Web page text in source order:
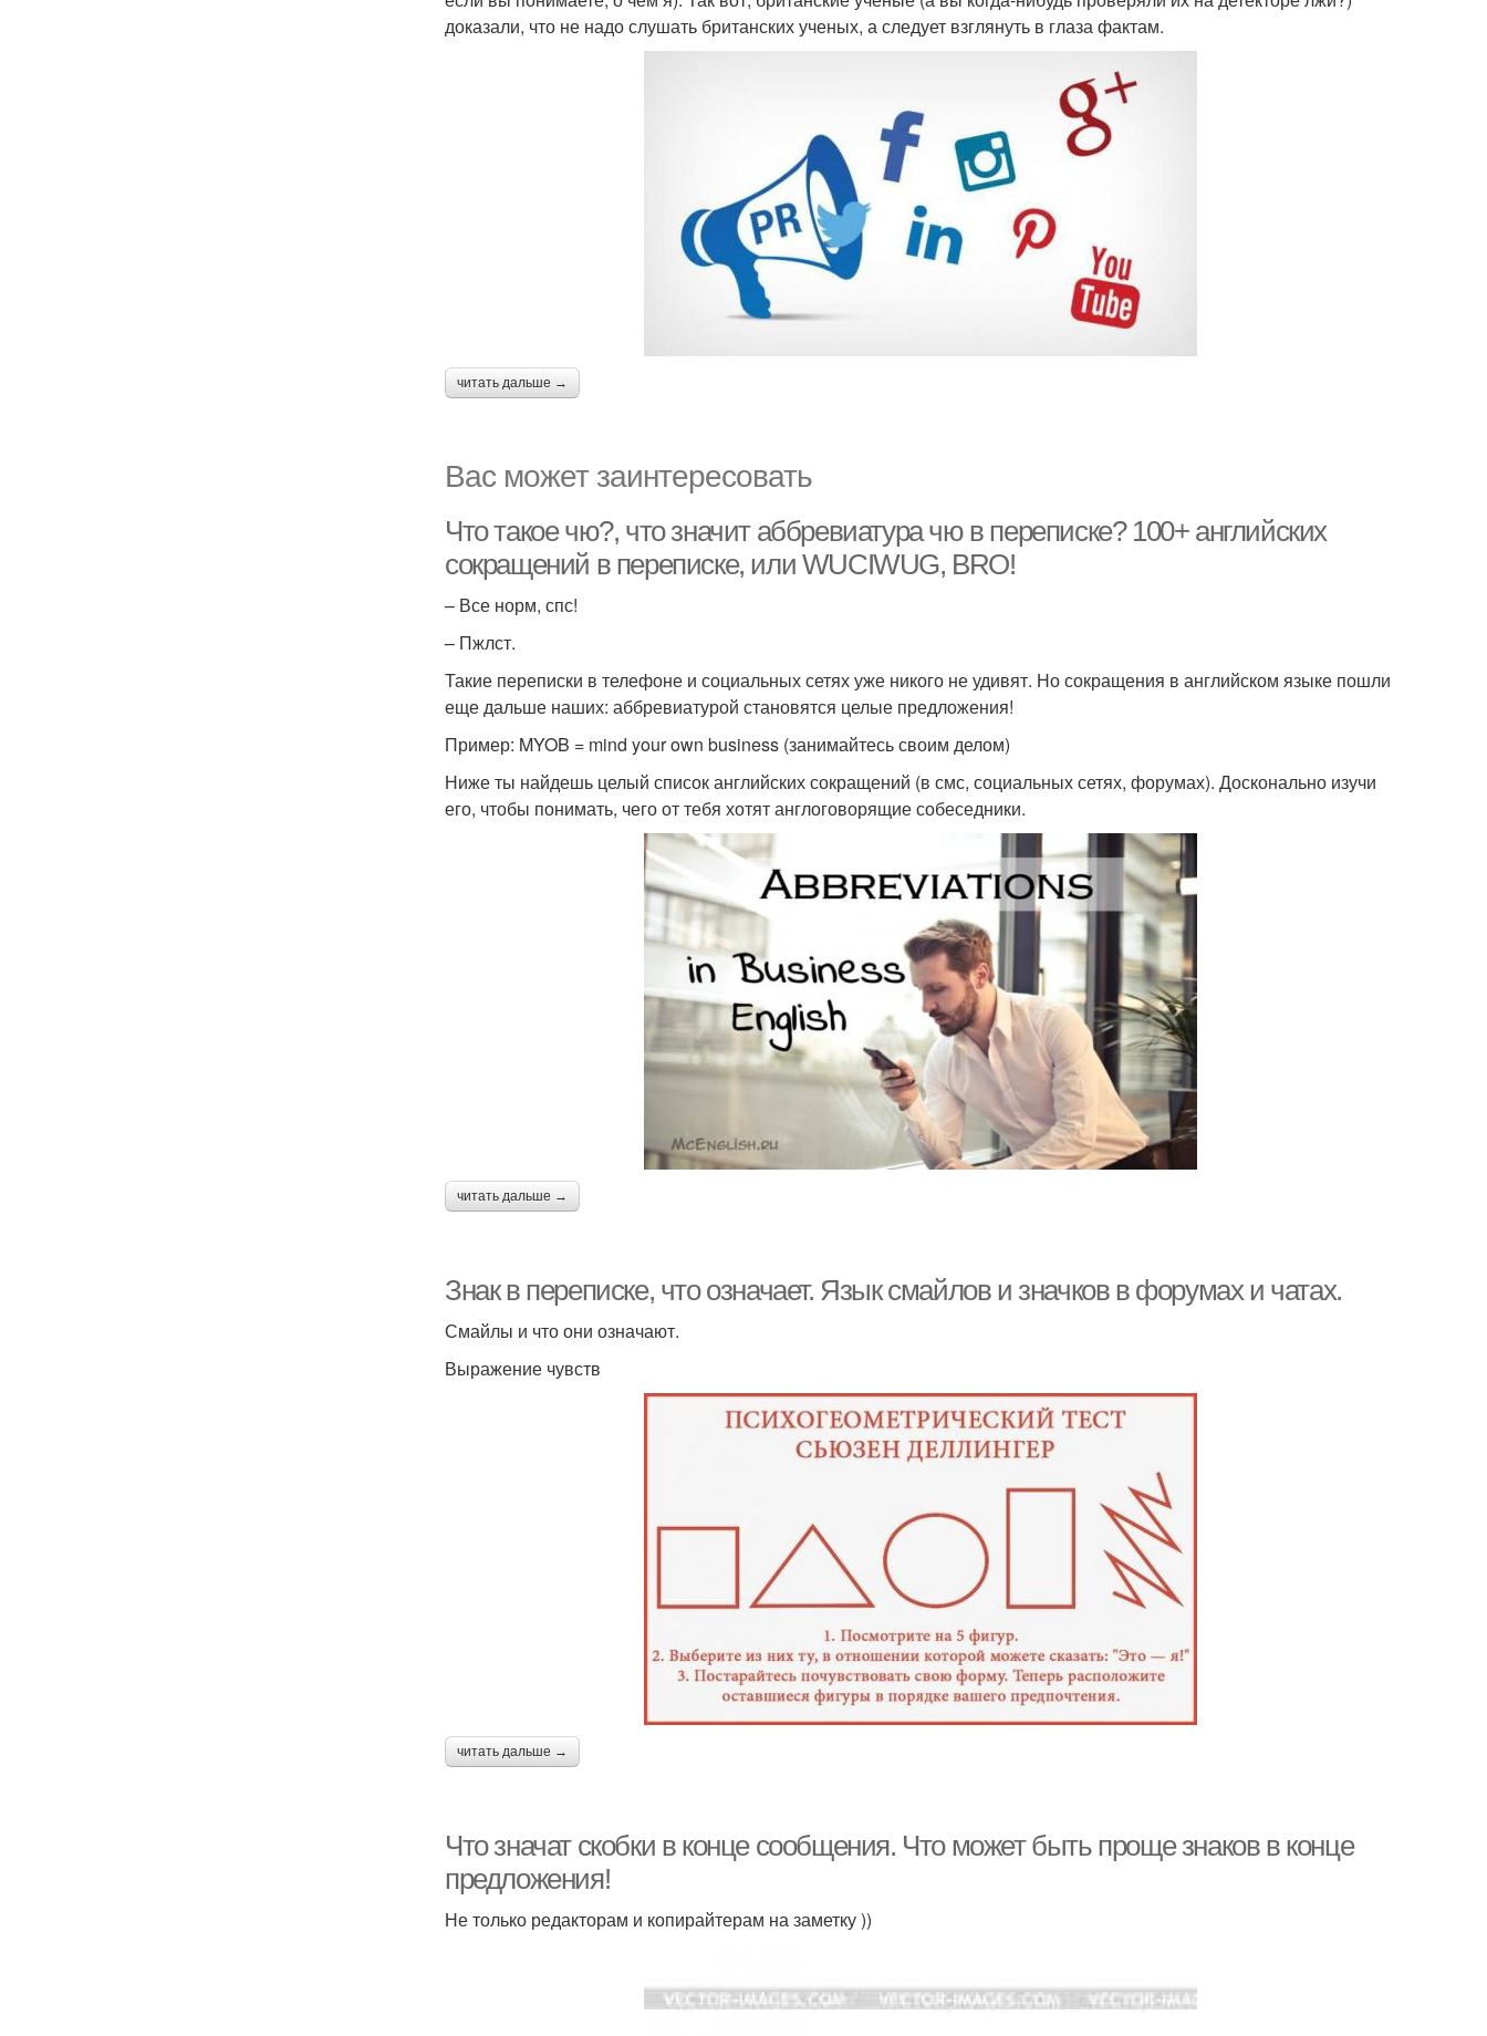
доказали, что не надо слушать британских ученых, а следует взглянуть в глаза фактам.
читать дальше →
Вас может заинтересовать
Что такое чю?, что значит аббревиатура чю в переписке? 100+ английских
сокращений в переписке, или WUCIWUG, BRO!
– Все норм, спс!
– Пжлст.
Такие переписки в телефоне и социальных сетях уже никого не удивят. Но сокращения в английском языке пошли
еще дальше наших: аббревиатурой становятся целые предложения!
Пример: MYOB = mind your own business (занимайтесь своим делом)
Ниже ты найдешь целый список английских сокращений (в смс, социальных сетях, форумах). Досконально изучи
его, чтобы понимать, чего от тебя хотят англоговорящие собеседники.
читать дальше →
Знак в переписке, что означает. Язык смайлов и значков в форумах и чатах.
Смайлы и что они означают.
Выражение чувств
читать дальше →
Что значат скобки в конце сообщения. Что может быть проще знаков в конце
предложения!
Не только редакторам и копирайтерам на заметку ))